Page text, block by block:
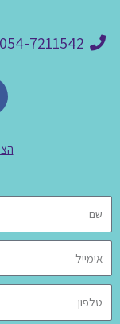
054-7211542